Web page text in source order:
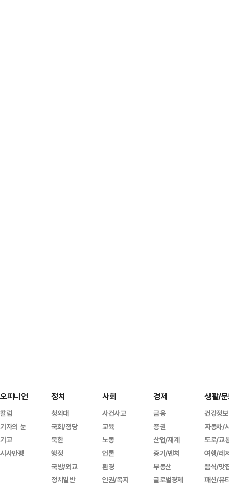
오피니언
칼럼
기자의 눈
기고
시사만평
정치
청와대
국회/정당
북한
행정
국방/외교
정치일반
사회
사건사고
교육
노동
언론
환경
인권/복지
경제
금융
증권
산업/재계
중기/벤처
부동산
글로벌경제
생활/
건강정보
자동차/
도로/교
여행/레
음식/맛
패션/뷰